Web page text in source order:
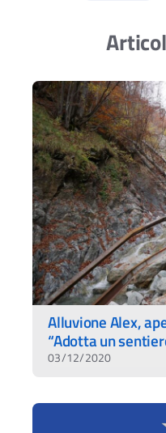
Alluvione Alex,
“Adotta un
03/12/2020